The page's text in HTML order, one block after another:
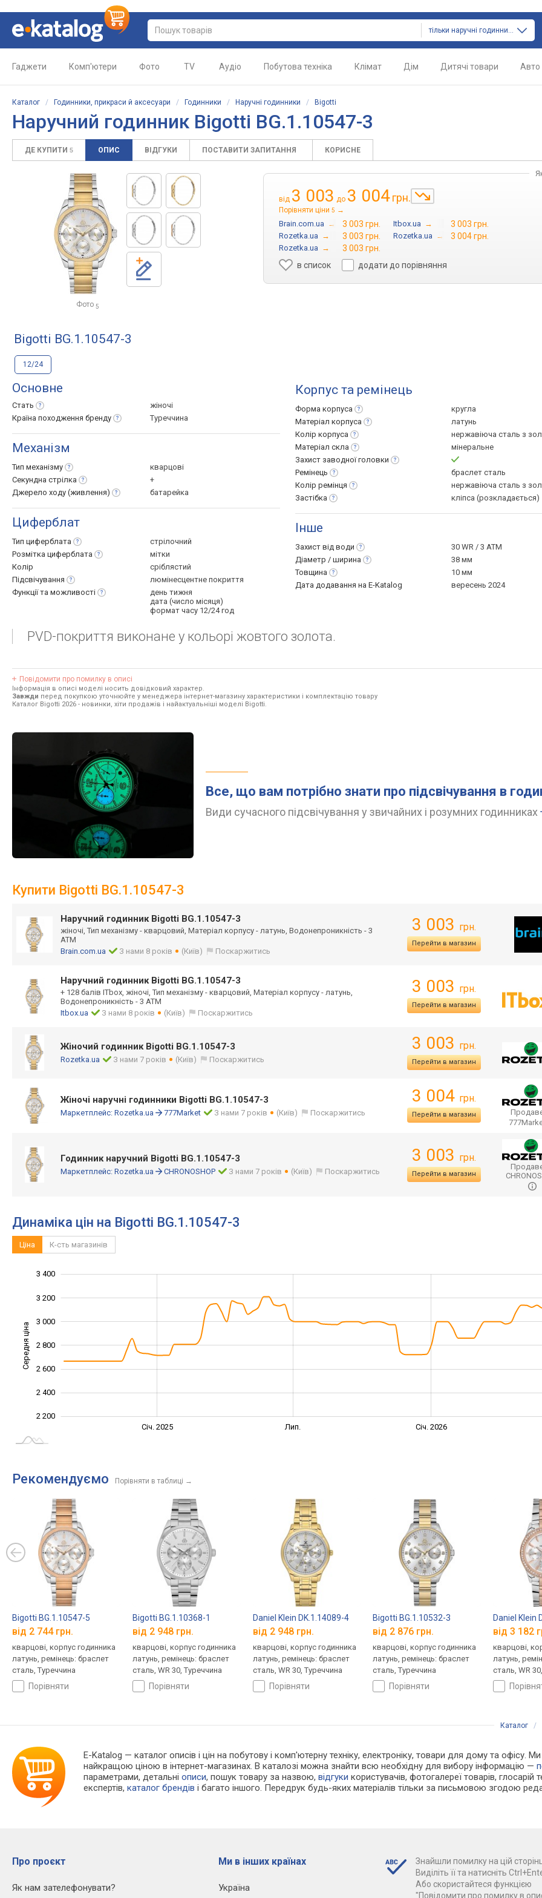
тільки наручні годинники
Гаджети Комп'ютери Фото TV Аудіо Побутова техніка Клімат Дім Дитячі товари Авто
Каталог / Годинники, прикраси й аксесуари / Годинники / Наручні годинники / Bigotti
Наручний годинник Bigotti BG.1.10547-3
ДЕ КУПИТИ 5 ОПИС ВІДГУКИ ПОСТАВИТИ ЗАПИТАННЯ КОРИСНЕ
Фото 5
від 3 003 до 3 004грн.
Порівняти ціни 5 →
Brain.com.ua → 3 003 грн. Itbox.ua → 3 003 грн.
Rozetka.ua → 3 003 грн. Rozetka.ua → 3 004 грн.
Rozetka.ua →
3 003 грн.
в список
додати до порівняння
Bigotti BG.1.10547-3
12/24
Основне
Стать
жіночі
Країна походження бренду Туреччина
Механізм
Тип механізму
кварцові
Секундна стрілка
+
Джерело ходу (живлення) батарейка
Циферблат
Тип циферблата
стрілочний
Розмітка циферблата
мітки
Колір
сріблястий
Підсвічування
люмінесцентне покриття
Функції та можливості
день тижня
дата (число місяця)
формат часу 12/24 год
Корпус та ремінець
Форма корпуса
кругла
Матеріал корпуса
латунь
Колір корпуса
нержавіюча сталь з
Матеріал скла
мінеральне
Захист заводноїголовки
Ремінець
браслет сталь
Колір ремінця
нержавіюча сталь з
Застібка
кліпса (розкладається)
Інше
Захист від води
30 WR / 3 ATM
Діаметр / ширина
38 мм
Товщина
10 мм
Дата додавання на E-Katalog
вересень 2024
PVD-покриття виконане у кольорі жовтого золота.
Повідомити про помилку в описі
Інформація в описі моделі носить довідковий характер.
Завжди перед покупкою уточнюйте у менеджера інтернет-магазину характеристики і комплектацію товару
Каталог Bigotti 2026 - новинки, хіти продажів і найактуальніші моделі Bigotti.
Все, що вам потрібно знати про підсвічування в
Види сучасного підсвічування у звичайних і розумних годинниках
Купити Bigotti BG.1.10547-3
Наручний годинник Bigotti BG.1.10547-3
жіночі, Тип механізму - кварцовий, Матеріал корпусу - латунь, Водонепроникність - 3
АТМ
Brain.com.ua
З нами 8 років (Київ) Поскаржитись
3 003 грн.
Перейти в магазин
Наручний годинник Bigotti BG.1.10547-3
+ 128 балів ITbox, жіночі, Тип механізму - кварцовий, Матеріал корпусу - латунь,
Водонепроникність - 3 АТМ
Itbox.ua
З нами 8 років (Київ) Поскаржитись
3 003 грн.
Перейти в магазин
Жіночий годинник Bigotti BG.1.10547-3
Rozetka.ua З нами 7 років (Київ) Поскаржитись
3 003 грн.
Перейти в магазин
Жіночі наручні годинники Bigotti BG.1.10547-3
Маркетплейс: Rozetka.ua 777Market З нами 7 років (Київ) Поскаржитись
3 004 грн.
Перейти в магазин
Годинник наручний Bigotti BG.1.10547-3
Маркетплейс: Rozetka.ua CHRONOSHOP З нами 7 років (Київ) Поскаржитись
3 003 грн.
Перейти в магазин
Динаміка цін на Bigotti BG.1.10547-3
Ціна К-сть магазинів
Середня ціна 2 200
2 200
2 400
2 600
2 800
3 000
3 200
3 400
Січ. 2025 Лип. Січ. 2026
Рекомендуємо Порівняти в таблиці →
Bigotti BG.1.10547-5
від 2 744 грн.
кварцові, корпус годинника
латунь, ремінець: браслет
сталь, Туреччина
порівняти
Bigotti BG.1.10368-1
від 2 948 грн.
кварцові, корпус годинника
латунь, ремінець: браслет
сталь, WR 30, Туреччина
порівняти
Daniel Klein DK.1.14089-4
від 2 948 грн.
кварцові, корпус годинника
латунь, ремінець: браслет
сталь, WR 30, Туреччина
порівняти
Bigotti BG.1.10532-3
від 2 876 грн.
кварцові, корпус годинника
латунь, ремінець: браслет
сталь, Туреччина
порівняти
Daniel Klein
від 3 182
кварцові,
латунь,
сталь, WR
Каталог /
E-Katalog — каталог описів і цін на побутову і комп'ютерну техніку, електроніку, товари для дому та офісу.
найкращою ціною в інтернет-магазинах. В каталозі можна знайти всю необхідну для вибору інформацію —
параметрами, детальніописи, пошук товару за назвою,відгуки користувачів, фотогалереї товарів, глосарій
експертів,каталог брендів і багато іншого. Передрук будь-яких матеріалів тільки за письмовою згодою
Про проєкт
Як нам зателефонувати?
Ми в інших країнах
Україна
Знайшли помилку на цій
Виділіть її та натисніть
Або скористайтеся функцією
"Повідомити про помилку в